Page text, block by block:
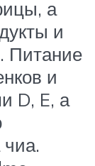
а
и
Питание
и
D, E, а